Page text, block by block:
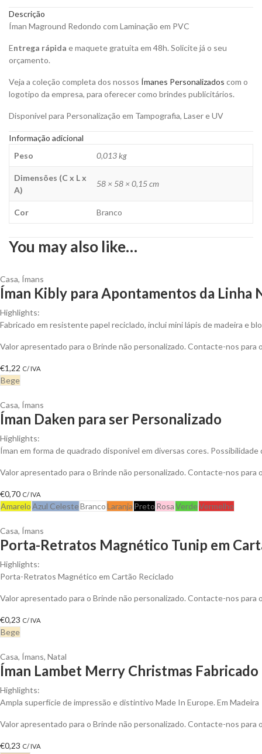
para
Personalizar
quantity
Descrição
Íman Maground Redondo com Laminação em PVC
Entrega rápida e maquete gratuita em 48h. Solicite já o seu
orçamento.
Veja a coleção completa dos nossos Ímanes Personalizados com o
logotipo da empresa, para oferecer como brindes publicitários.
Disponível para Personalização em Tampografia, Laser e UV
Informação adicional
Peso
0,013 kg
Dimensões (C x L x
A)
58 × 58 × 0,15 cm
Cor Branco
You may also like…
Casa, Ímans
Íman Kibly para Apontamentos da Linha
Highlights:
Fabricado em resistente papel reciclado, inclui mini lápis de madeira e
Valor apresentado para o Brinde não personalizado. Contacte-nos
€1,22 C/ IVA
Bege
Casa, Ímans
Íman Daken para ser Personalizado
Highlights:
Íman em forma de quadrado disponível em diversas cores.
Valor apresentado para o Brinde não personalizado. Contacte-nos
€0,70 C/ IVA
AmareloAzul CelesteBrancoLaranja Preto RosaVerdeVermelho
Casa, Ímans
Porta-Retratos Magnético Tunip em
Highlights:
Porta-Retratos Magnético em Cartão Reciclado
Valor apresentado para o Brinde não personalizado. Contacte-nos
€0,23 C/ IVA
Bege
Casa, Ímans, Natal
Íman Lambet Merry Christmas
Highlights:
Ampla superfície de impressão e distintivo Made In Europe. Em Madeira
Valor apresentado para o Brinde não personalizado. Contacte-nos
€0,23 C/ IVA